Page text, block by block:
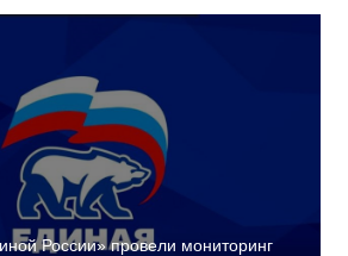
России» провели мониторинг